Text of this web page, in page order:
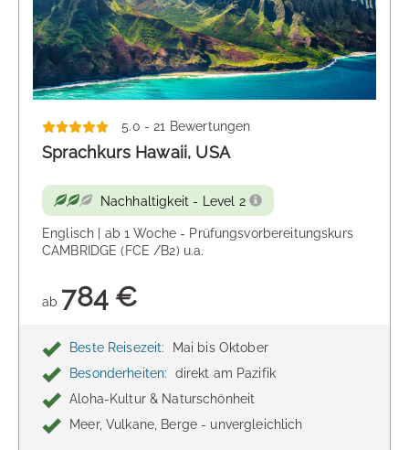
5.0 - 21 Bewertungen
Sprachkurs Hawaii, USA
Nachhaltigkeit - Level 2
Englisch | ab 1 Woche - Prüfungsvorbereitungskurs
CAMBRIDGE (FCE /B2) u.a.
ab 784 €
Beste Reisezeit:
Mai bis Oktober
Besonderheiten:
direkt am Pazifik
Aloha-Kultur & Naturschönheit
Meer, Vulkane, Berge - unvergleichlich